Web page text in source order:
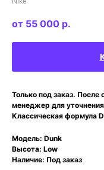
55 000 р.
Только под заказ.
менеджер для
Классическая формула
Модель: Dunk
Высота: Low
Наличие: Под заказ